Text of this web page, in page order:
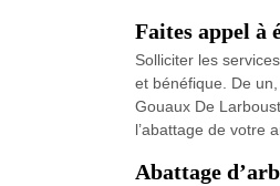
Faites appel à
Solliciter les
et bénéfique. De
Gouaux De
l’abattage de votre
Abattage